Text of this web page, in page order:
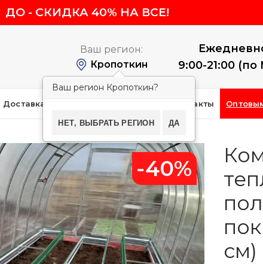
ДО - СКИДКА 40% НА ВСЕ!
Ваш регион:
Кропоткин
Ваш регион Кропоткин?
НЕТ, ВЫБРАТЬ РЕГИОН ДА
9:00-21:00
Доставка и оплата Контакты
-40%
см)